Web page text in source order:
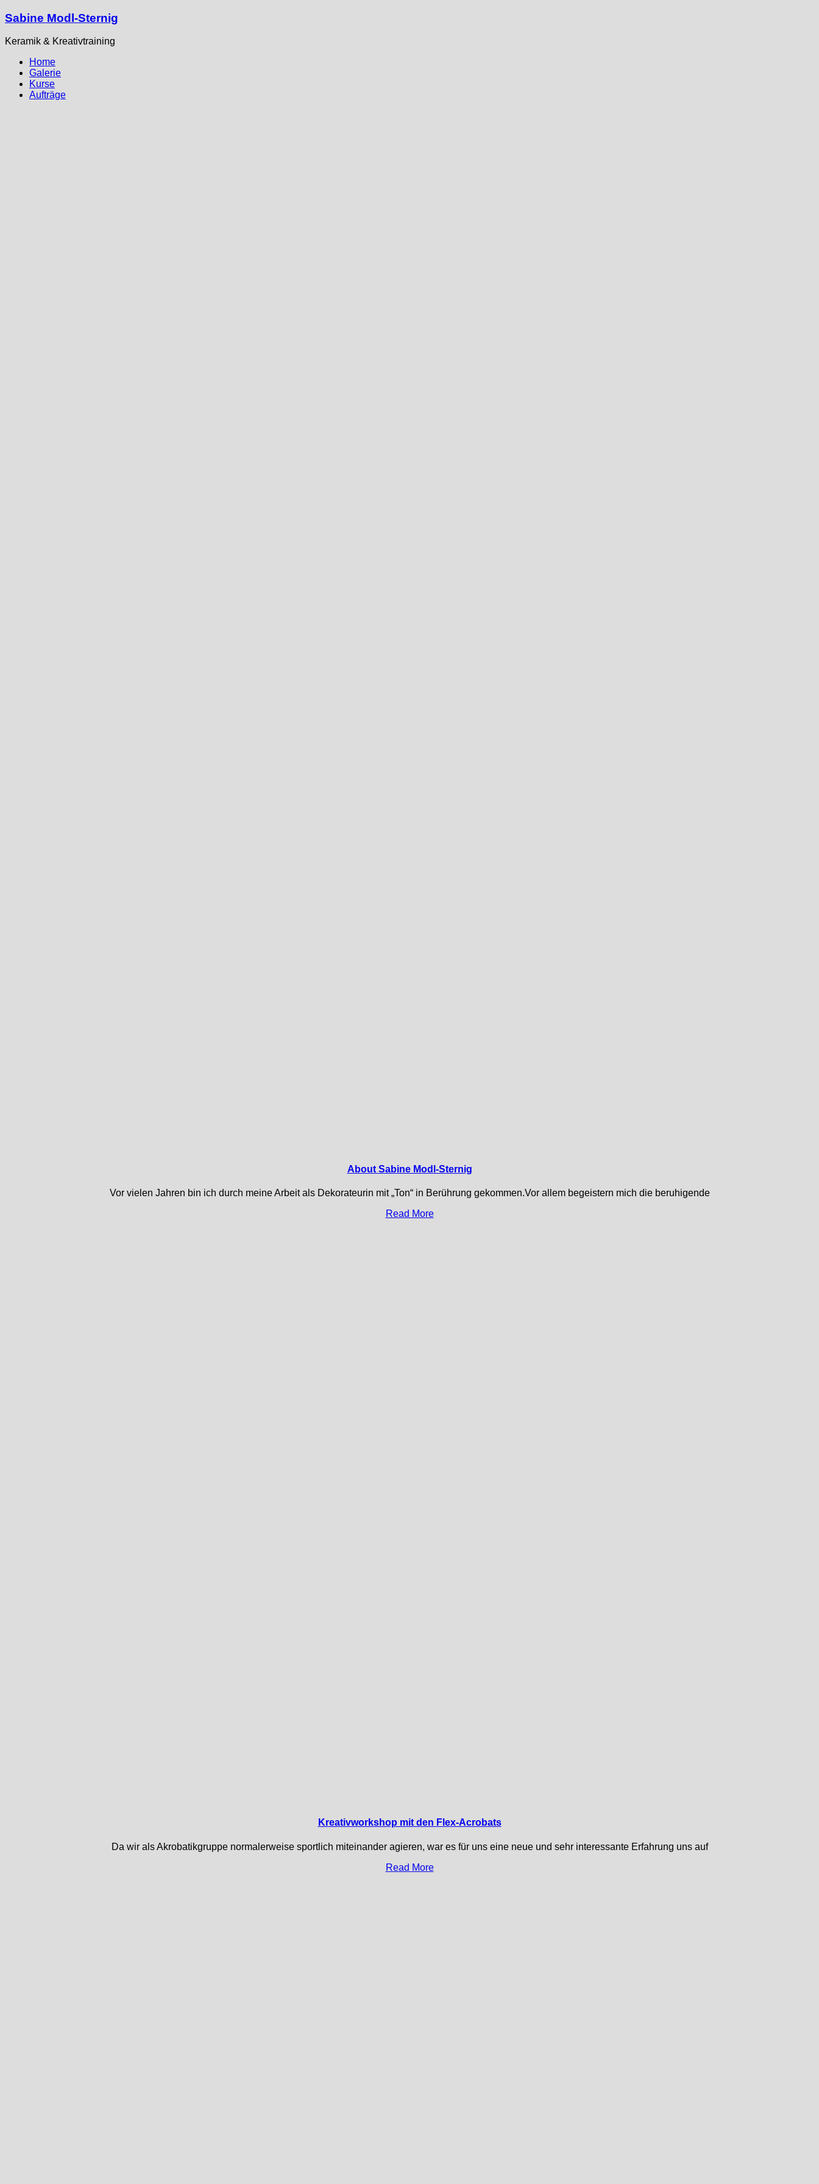
Sabine Modl-Sternig
Keramik & Kreativtraining
Home
Galerie
Kurse
Aufträge
About Sabine Modl-Sternig
Vor vielen Jahren bin ich durch meine Arbeit als Dekorateurin mit „Ton“ in Berührung gekommen.Vor allem begeistern mich die beruhigende
Read More
Kreativworkshop mit den Flex-Acrobats
Da wir als Akrobatikgruppe normalerweise sportlich miteinander agieren, war es für uns eine neue und sehr interessante Erfahrung uns auf
Read More